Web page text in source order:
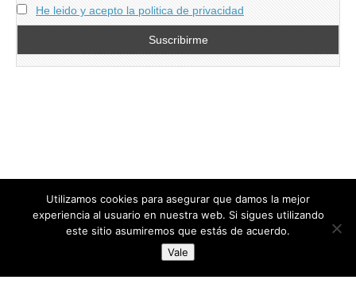
He leido y acepto la politica de privacidad
directoresdeseguridad.es
Diseñado por Centro Andaluz de Estudios y Entrenamiento
Utilizamos cookies para asegurar que damos la mejor
experiencia al usuario en nuestra web. Si sigues utilizando
este sitio asumiremos que estás de acuerdo.
Vale